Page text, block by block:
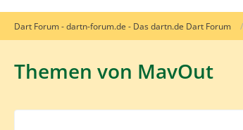
Dart Forum - dartn-forum.de - Das dartn.de Dart Forum
Themen von MavOut